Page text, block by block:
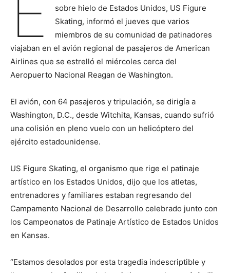
sobre hielo de Estados Unidos, US Figure
Skating, informó el jueves que varios
miembros de su comunidad de patinadores
viajaban en el avión regional de pasajeros de American
Airlines que se estrelló el miércoles cerca del
Aeropuerto Nacional Reagan de Washington.
El avión, con 64 pasajeros y tripulación, se dirigía a
Washington, D.C., desde Witchita, Kansas, cuando sufrió
una colisión en pleno vuelo con un helicóptero del
ejército estadounidense.
US Figure Skating, el organismo que rige el patinaje
artístico en los Estados Unidos, dijo que los atletas,
entrenadores y familiares estaban regresando del
Campamento Nacional de Desarrollo celebrado junto con
los Campeonatos de Patinaje Artístico de Estados Unidos
en Kansas.
“Estamos desolados por esta tragedia indescriptible y